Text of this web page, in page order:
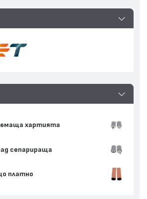
хартията
сепарираща
платно